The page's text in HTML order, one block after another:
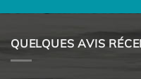
QUELQUES AVIS